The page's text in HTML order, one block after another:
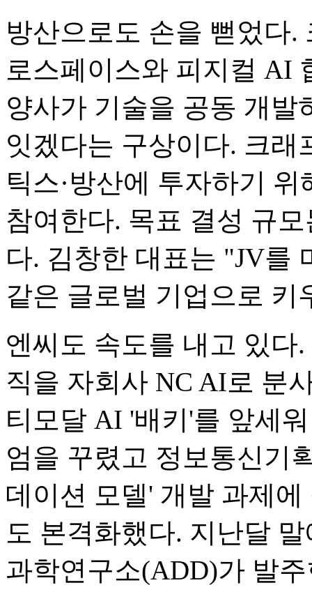
방산으로도 손을 뻗었다.
로스페이스와 피지컬 AI
양사가 기술을 공동 개발
잇겠다는 구상이다. 크래
틱스·방산에 투자하기
참여한다. 목표 결성 규
다. 김창한 대표는 "JV를
같은 글로벌 기업으로 키
엔씨도 속도를 내고 있
직을 자회사 NC AI로 분
티모달 AI '배키'를 앞세
엄을 꾸렸고 정보통신기
데이션 모델' 개발 과제
도 본격화했다. 지난달
과학연구소(ADD)가 발